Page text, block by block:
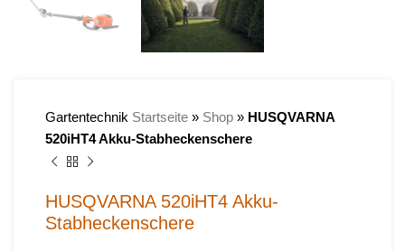
Gartentechnik Startseite » Shop » HUSQVARNA
520iHT4 Akku-Stabheckenschere
HUSQVARNA 520iHT4 Akku-
Stabheckenschere